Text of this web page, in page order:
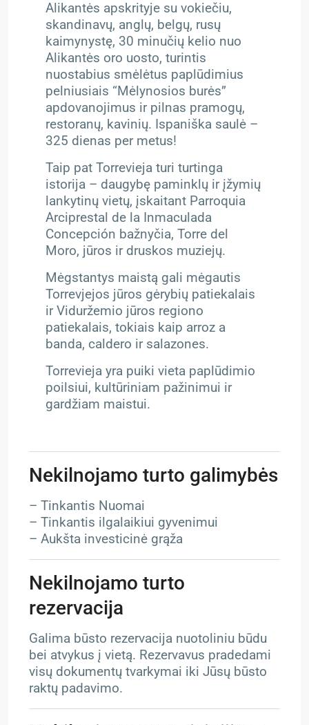
Alikantės apskrityje su vokiečiu,
skandinavų, anglų, belgų, rusų
kaimynystę, 30 minučių kelio nuo
Alikantės oro uosto, turintis
nuostabius smėlėtus paplūdimius
pelniusiais “Mėlynosios burės”
apdovanojimus ir pilnas pramogų,
restoranų, kavinių. Ispaniška saulė –
325 dienas per metus!
Taip pat Torrevieja turi turtinga
istorija – daugybę paminklų ir įžymių
lankytinų vietų, įskaitant Parroquia
Arciprestal de la Inmaculada
Concepción bažnyčia, Torre del
Moro, jūros ir druskos muziejų.
Mėgstantys maistą gali mėgautis
Torrevjejos jūros gėrybių patiekalais
ir Viduržemio jūros regiono
patiekalais, tokiais kaip arroz a
banda, caldero ir salazones.
Torrevieja yra puiki vieta paplūdimio
poilsiui, kultūriniam pažinimui ir
gardžiam maistui.
Nekilnojamo turto galimybės
– Tinkantis Nuomai
– Tinkantis ilgalaikiui gyvenimui
– Aukšta investicinė grąža
Nekilnojamo turto
rezervacija
Galima būsto rezervacija nuotoliniu būdu
bei atvykus į vietą. Rezervavus pradedami
visų dokumentų tvarkymai iki Jūsų būsto
raktų padavimo.